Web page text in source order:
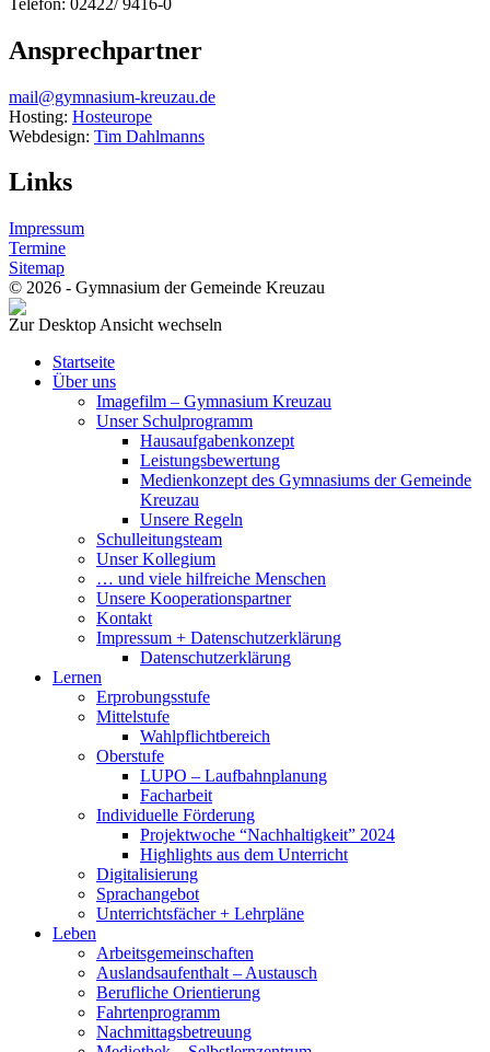
Ansprechpartner
mail@gymnasium-kreuzau.de
Hosting: Hosteurope
Webdesign: Tim Dahlmanns
Links
Impressum
Termine
Sitemap
© 2026 - Gymnasium der Gemeinde Kreuzau
Zur Desktop Ansicht wechseln
Startseite
Über uns
Imagefilm – Gymnasium Kreuzau
Unser Schulprogramm
Hausaufgabenkonzept
Leistungsbewertung
Medienkonzept des Gymnasiums der Gemeinde
Kreuzau
Unsere Regeln
Schulleitungsteam
Unser Kollegium
… und viele hilfreiche Menschen
Unsere Kooperationspartner
Kontakt
Impressum + Datenschutzerklärung
Datenschutzerklärung
Lernen
Erprobungsstufe
Mittelstufe
Wahlpflichtbereich
Oberstufe
LUPO – Laufbahnplanung
Facharbeit
Individuelle Förderung
Projektwoche “Nachhaltigkeit” 2024
Highlights aus dem Unterricht
Digitalisierung
Sprachangebot
Unterrichtsfächer + Lehrpläne
Leben
Arbeitsgemeinschaften
Auslandsaufenthalt – Austausch
Berufliche Orientierung
Fahrtenprogramm
Nachmittagsbetreuung